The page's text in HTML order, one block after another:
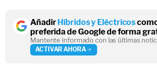
AñadirHíbridos y Eléctricos
preferida de Google de forma
Mantente informado con las últimas
ACTIVAR AHORA